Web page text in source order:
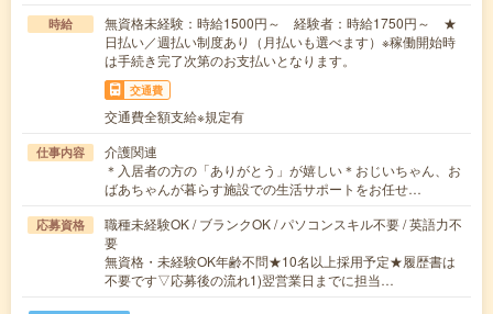
時給
無資格未経験：時給1500円～ 経験者：時給1750円～ ★
日払い／週払い制度あり（月払いも選べます）※稼働開始時
は手続き完了次第のお支払いとなります。
交通費
交通費全額支給※規定有
仕事内容
介護関連
＊入居者の方の「ありがとう」が嬉しい＊おじいちゃん、お
ばあちゃんが暮らす施設での生活サポートをお任せ…
応募資格
職種未経験OK / ブランクOK / パソコンスキル不要 / 英語力不
要
無資格・未経験OK年齢不問★10名以上採用予定★履歴書は
不要です▽応募後の流れ1)翌営業日までに担当…